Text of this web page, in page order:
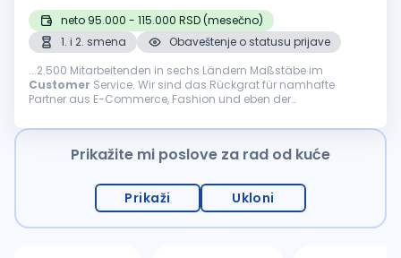
neto 95.000 - 115.000 RSD (mesečno)
1. i 2. smena
Obaveštenje o statusu prijave
...2.500 Mitarbeitenden in sechs Ländern Maßstäbe im
Customer Service. Wir sind das Rückgrat für namhafte
Partner aus E-Commerce, Fashion und eben der
Innovation und...
Prikažite mi poslove za rad od kuće
Prikaži Ukloni